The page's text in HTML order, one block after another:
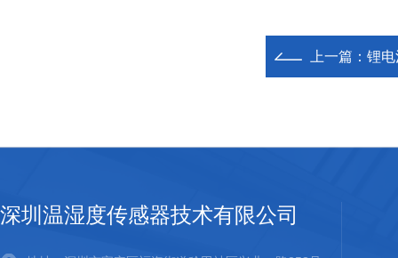
上一篇： 锂
深圳温湿度传感器技术有限公司